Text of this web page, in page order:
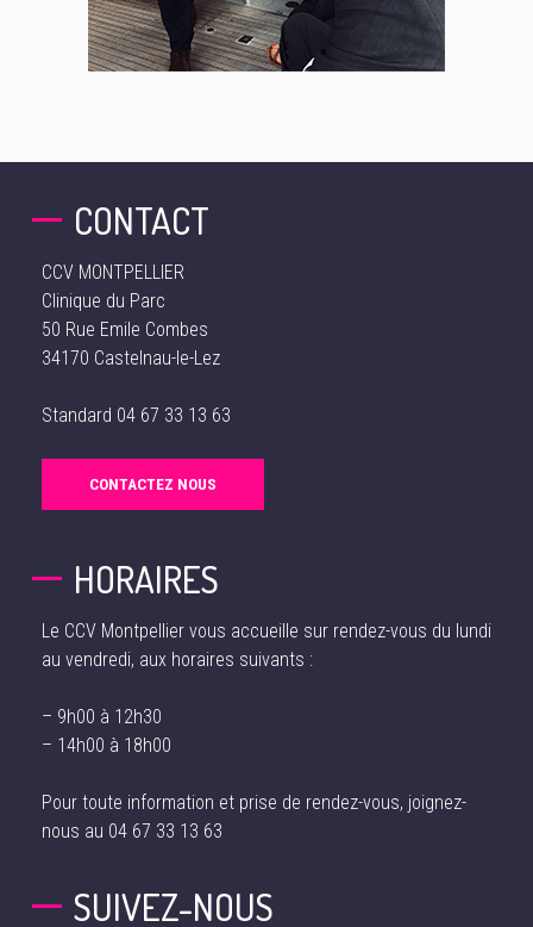
CONTACT
CCV MONTPELLIER
Clinique du Parc
50 Rue Emile Combes
34170 Castelnau-le-Lez
Standard 04 67 33 13 63
CONTACTEZ NOUS
HORAIRES
Le CCV Montpellier vous accueille sur rendez-vous du lundi
au vendredi, aux horaires suivants :
– 9h00 à 12h30
– 14h00 à 18h00
Pour toute information et prise de rendez-vous, joignez-
nous au 04 67 33 13 63
SUIVEZ-NOUS